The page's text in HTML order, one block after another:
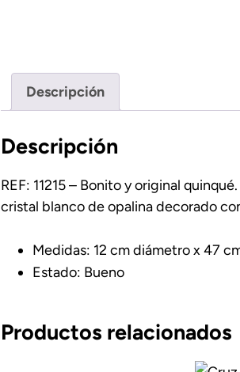
Descripción
Descripción
REF: 11215 – Bonito y original
cristal blanco de opalina decorado
Medidas: 12 cm diámetro x 47
Estado: Bueno
Productos relacionados